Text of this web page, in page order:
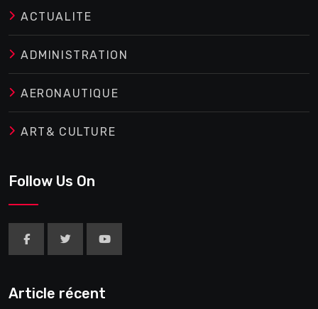
ACTUALITE
ADMINISTRATION
AERONAUTIQUE
ART& CULTURE
Follow Us On
Article récent